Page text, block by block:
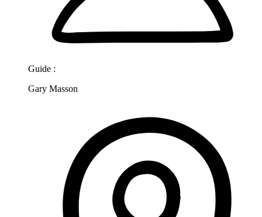
Guide :
Gary Masson